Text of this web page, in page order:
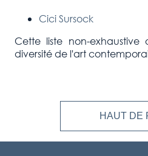
Cici Sursock
Cette liste non-
diversité de l'art
HAUT